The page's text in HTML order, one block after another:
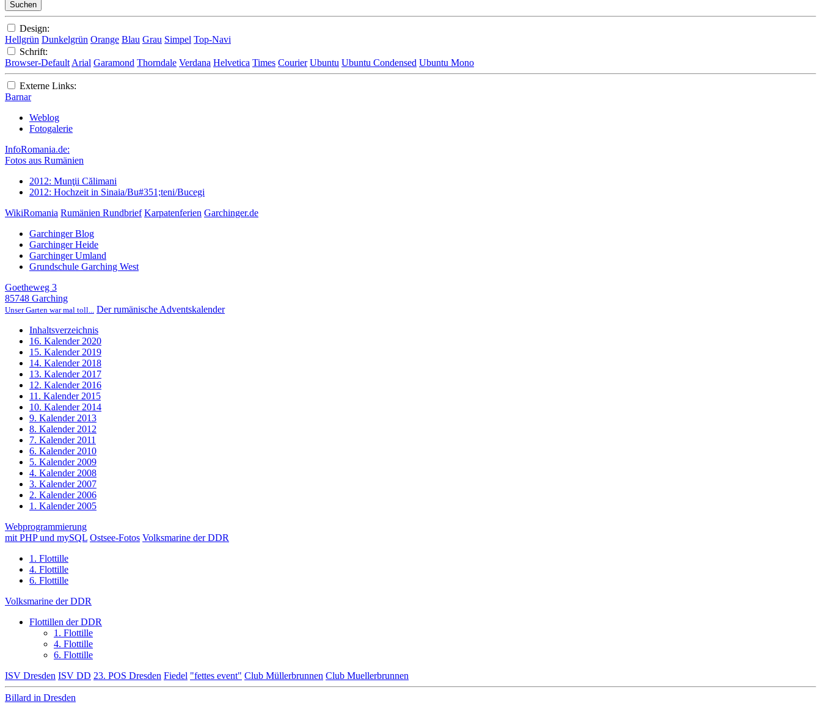
Design:
Hellgrün Dunkelgrün Orange Blau Grau Simpel Top-Navi
Schrift:
Browser-Default Arial Garamond Thorndale Verdana Helvetica Times Courier Ubuntu Ubuntu Condensed Ubuntu Mono
Externe Links:
Barnar
Weblog
Fotogalerie
InfoRomania.de:
Fotos aus Rumänien
2012: Munţii Călimani
2012: Hochzeit in Sinaia/Bu#351;teni/Bucegi
WikiRomania Rumänien Rundbrief Karpatenferien Garchinger.de
Garchinger Blog
Garchinger Heide
Garchinger Umland
Grundschule Garching West
Goetheweg 3
85748 Garching
Unser Garten war mal toll... Der rumänische Adventskalender
Inhaltsverzeichnis
16. Kalender 2020
15. Kalender 2019
14. Kalender 2018
13. Kalender 2017
12. Kalender 2016
11. Kalender 2015
10. Kalender 2014
9. Kalender 2013
8. Kalender 2012
7. Kalender 2011
6. Kalender 2010
5. Kalender 2009
4. Kalender 2008
3. Kalender 2007
2. Kalender 2006
1. Kalender 2005
Webprogrammierung
mit PHP und mySQL Ostsee-Fotos Volksmarine der DDR
1. Flottille
4. Flottille
6. Flottille
Volksmarine der DDR
Flottillen der DDR
1. Flottille
4. Flottille
6. Flottille
ISV Dresden ISV DD 23. POS Dresden Fiedel "fettes event" Club Müllerbrunnen Club Muellerbrunnen
Billard in Dresden